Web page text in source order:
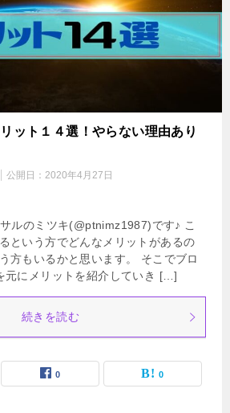
ット１４選！やらない理由あり
公開日： 2020年4月27日
ルのミツキ(@ptnimz1987)です♪ こ
という方でどんなメリットがあるの
方もいるかと思います。 そこでブロ
元にメリットを紹介していき […]
続きを読む
0 0